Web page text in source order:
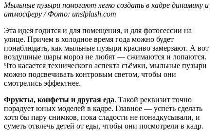
Мыльные пузыри помогают легко создать в кадре динамику и
атмосферу / Фото: unslplash.com
Эта идея годится и для помещения, и для фотосессии на
улице. Причем в холодное время года можно будет
понаблюдать, как мыльные пузыри красиво замерзают. А вот
воздушные шары мороз не любят — сжимаются и лопаются.
Что касается технического аспекта съёмки, мыльные пузыри
можно подсвечивать контровым светом, чтобы они
смотрелись эффектнее.
Фрукты, конфеты и другая еда. Такой реквизит точно
порадует юных моделей в кадре. Главное — успеть сделать
хотя бы пару снимков, пока сладости не понадкусывали, и
суметь отвлечь детей от еды, чтобы они посмотрели в кадр.